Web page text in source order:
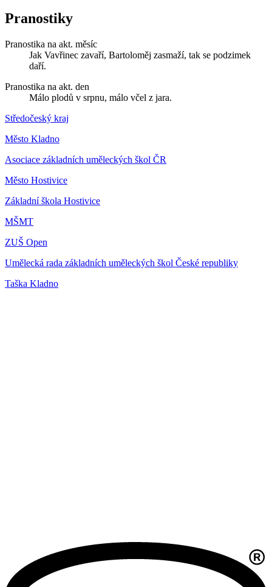
Pranostiky
Pranostika na akt. měsíc
Jak Vavřinec zavaří, Bartoloměj zasmaží, tak se podzimek
daří.
Pranostika na akt. den
Málo plodů v srpnu, málo včel z jara.
Středočeský kraj
Město Kladno
Asociace základních uměleckých škol ČR
Město Hostivice
Základní škola Hostivice
MŠMT
ZUŠ Open
Umělecká rada základních uměleckých škol České republiky
Taška Kladno